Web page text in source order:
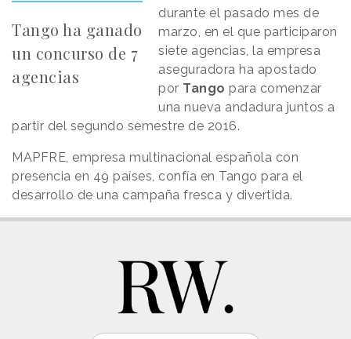
Tango ha ganado
un concurso de 7
agencias
durante el pasado mes de
marzo, en el que participaron
siete agencias, la empresa
aseguradora ha apostado
por Tango para comenzar
una nueva andadura juntos a
partir del segundo semestre de 2016.
MAPFRE, empresa multinacional española con
presencia en 49 países, confía en Tango para el
desarrollo de una campaña fresca y divertida.